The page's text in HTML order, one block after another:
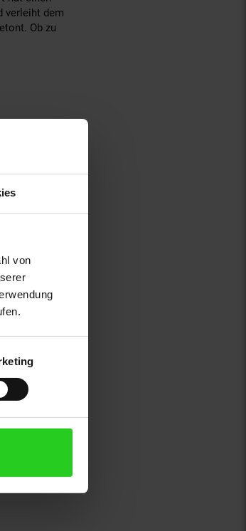
von
verleiht dem
Ob zu